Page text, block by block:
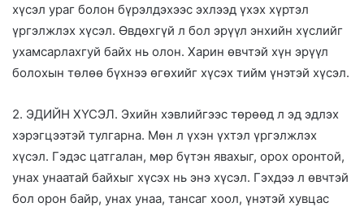
хүсэл ураг болон бүрэлдэхээс эхлээд үхэх хүртэл
үргэлжлэх хүсэл. Өвдөхгүй л бол эрүүл энхийн хүслийг
ухамсарлахгуй байх нь олон. Харин өвчтэй хүн эрүүл
болохын төлөө бүхнээ өгөхийг хүсэх тийм үнэтэй хүсэл.
2. ЭДИЙН ХҮСЭЛ. Эхийн хэвлийгээс төрөөд л эд эдлэх
хэрэгцээтэй тулгарна. Мөн л үхэн үхтэл үргэлжлэх
хүсэл. Гэдэс цатгалан, мөр бүтэн явахыг, орох оронтой,
унах унаатай байхыг хүсэх нь энэ хүсэл. Гэхдээ л өвчтэй
бол орон байр, унах унаа, тансаг хоол, үнэтэй хувцас